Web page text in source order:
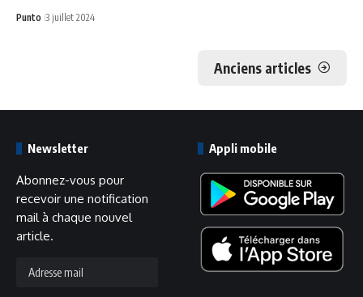
Punto 3 juillet 2024
Anciens articles
Newsletter
Abonnez-vous pour
recevoir une notification
mail à chaque nouvel
article.
mail
Appli mobile